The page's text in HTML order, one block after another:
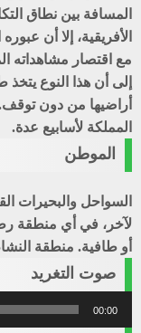
المسافة بين نطاق
الأفريقية، إلا أن
مع اقتصار مشاهداته
إلى أن هذا النوع يتخذ
أراضيها من دون
المملكة لأسابيع عدة.
الموطن
السواحل والبحيرات
لآخر، في أي منطقة
أو طافية. منطقة
صوت التغريد
00:00